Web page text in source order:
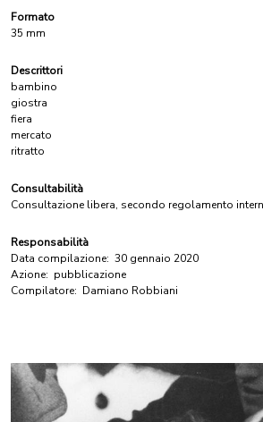
Formato
35 mm
Descrittori
bambino
giostra
fiera
mercato
ritratto
Consultabilità
Consultazione libera, secondo regolamento
Responsabilità
Data compilazione: 30 gennaio 2020
Azione: pubblicazione
Compilatore: Damiano Robbiani